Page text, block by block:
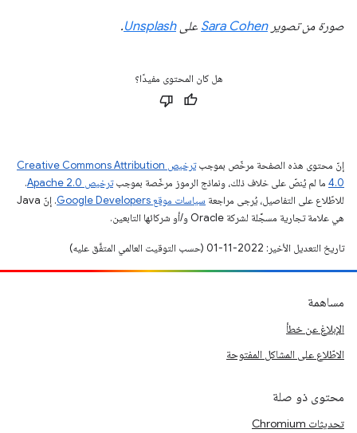
صورة من تصويرSara Cohen علىUnsplash
.
هل كان المحتوى مفيدًا؟
إنّ محتوى هذه الصفحة مرخّص بموجب
ترخيص Creative Commons Attribution
4.0‏ ما لم يُنصّ على خلاف ذلك، ونماذج الرموز مرخّصة بموجبترخيص Apache 2.0‏
.
للاطّلاع على التفاصيل، يُرجى مراجعة سياسات موقع Google Developers‏
. إنّ Java
هي علامة تجارية مسجَّلة لشركة Oracle و/أو شركائها التابعين.
تاريخ التعديل الأخير: 2022-11-01 (حسب التوقيت العالمي المتفَّق عليه)
مساهمة
الإبلاغ عن خطأ
الاطّلاع على المشاكل المفتوحة
محتوى ذو صلة
تحديثات Chromium